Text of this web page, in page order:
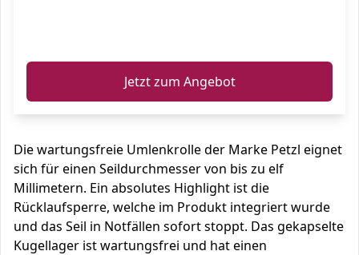
Jetzt zum Angebot
Die wartungsfreie Umlenkrolle der Marke Petzl eignet
sich für einen Seildurchmesser von bis zu elf
Millimetern. Ein absolutes Highlight ist die
Rücklaufsperre, welche im Produkt integriert wurde
und das Seil in Notfällen sofort stoppt. Das gekapselte
Kugellager ist wartungsfrei und hat einen